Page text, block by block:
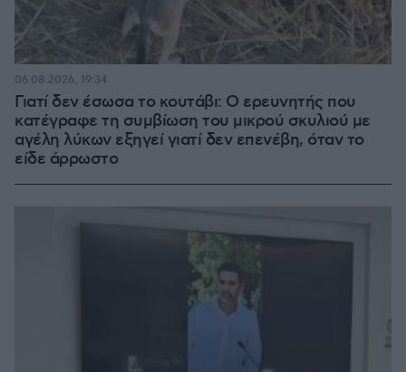
Γιατί δεν έσωσα το κουτάβι: Ο ερευνητής που
κατέγραφε τη συμβίωση του μικρού σκυλιού με
αγέλη λύκων εξηγεί γιατί δεν επενέβη, όταν το
είδε άρρωστο
06.08.2026, 19:34